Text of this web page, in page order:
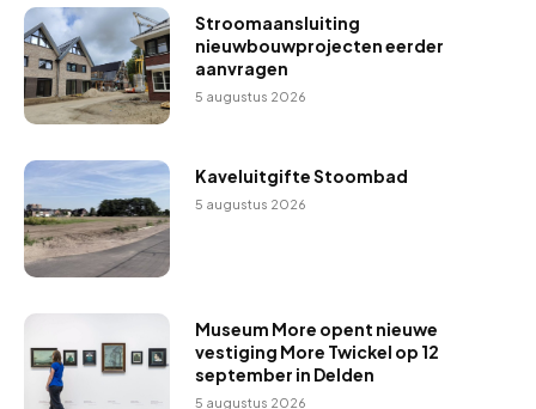
Stroomaansluiting
nieuwbouwprojecten eerder
aanvragen
5 augustus 2026
Kaveluitgifte Stoombad
5 augustus 2026
Museum More opent nieuwe
vestiging More Twickel op 12
september in Delden
5 augustus 2026